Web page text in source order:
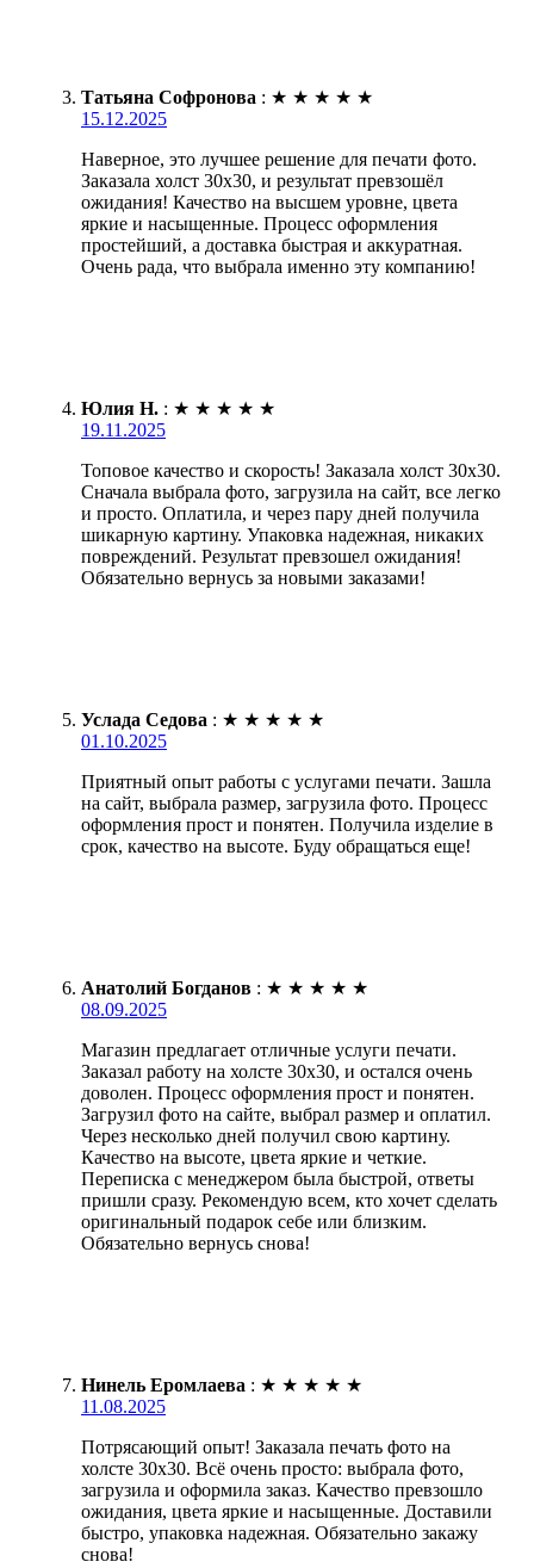
Татьяна Софронова : ★ ★ ★ ★ ★
15.12.2025
Наверное, это лучшее решение для печати фото.
Заказала холст 30х30, и результат превзошёл
ожидания! Качество на высшем уровне, цвета
яркие и насыщенные. Процесс оформления
простейший, а доставка быстрая и аккуратная.
Очень рада, что выбрала именно эту компанию!
Юлия Н. : ★ ★ ★ ★ ★
19.11.2025
Топовое качество и скорость! Заказала холст 30х30.
Сначала выбрала фото, загрузила на сайт, все легко
и просто. Оплатила, и через пару дней получила
шикарную картину. Упаковка надежная, никаких
повреждений. Результат превзошел ожидания!
Обязательно вернусь за новыми заказами!
Услада Седова : ★ ★ ★ ★ ★
01.10.2025
Приятный опыт работы с услугами печати. Зашла
на сайт, выбрала размер, загрузила фото. Процесс
оформления прост и понятен. Получила изделие в
срок, качество на высоте. Буду обращаться еще!
Анатолий Богданов : ★ ★ ★ ★ ★
08.09.2025
Магазин предлагает отличные услуги печати.
Заказал работу на холсте 30х30, и остался очень
доволен. Процесс оформления прост и понятен.
Загрузил фото на сайте, выбрал размер и оплатил.
Через несколько дней получил свою картину.
Качество на высоте, цвета яркие и четкие.
Переписка с менеджером была быстрой, ответы
пришли сразу. Рекомендую всем, кто хочет сделать
оригинальный подарок себе или близким.
Обязательно вернусь снова!
Нинель Еромлаева : ★ ★ ★ ★ ★
11.08.2025
Потрясающий опыт! Заказала печать фото на
холсте 30х30. Всё очень просто: выбрала фото,
загрузила и оформила заказ. Качество превзошло
ожидания, цвета яркие и насыщенные. Доставили
быстро, упаковка надежная. Обязательно закажу
снова!